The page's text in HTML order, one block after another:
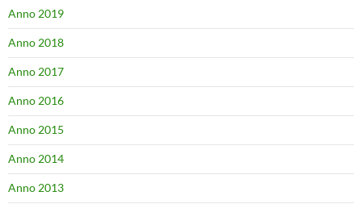
Anno 2019
Anno 2018
Anno 2017
Anno 2016
Anno 2015
Anno 2014
Anno 2013